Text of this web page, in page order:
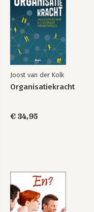
Joost van der Kolk
Organisatiekracht
€ 34,95